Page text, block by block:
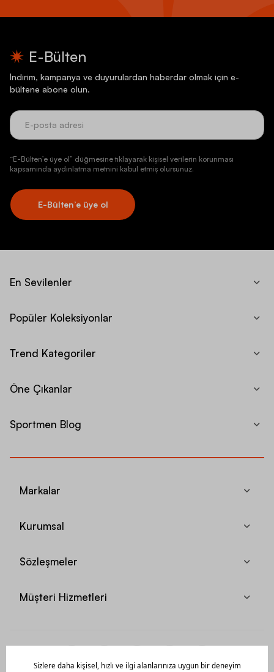
E-Bülten
İndirim, kampanya ve duyurulardan haberdar olmak için e-
bültene abone olun.
“E-Bülten’e üye ol” düğmesine tıklayarak kişisel verilerin korunması
kapsamında aydınlatma metnini kabul etmiş olursunuz.
E-Bülten’e üye ol
En Sevilenler
Popüler Koleksiyonlar
Trend Kategoriler
Öne Çıkanlar
Sportmen Blog
Markalar
Kurumsal
Sözleşmeler
Müşteri Hizmetleri